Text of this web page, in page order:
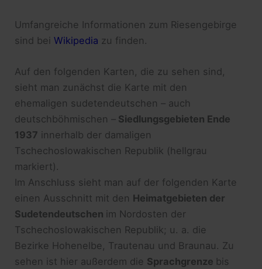
Umfangreiche Informationen zum Riesengebirge
sind beiWikipedia zu finden.
Auf den folgenden Karten, die zu sehen sind,
sieht man zunächst die Karte mit den
ehemaligen sudetendeutschen – auch
deutschböhmischen – Siedlungsgebieten Ende
1937 innerhalb der damaligen
Tschechoslowakischen Republik (hellgrau
markiert).
Im Anschluss sieht man auf der folgenden Karte
einen Ausschnitt mit den Heimatgebieten der
Sudetendeutschen im Nordosten der
Tschechoslowakischen Republik; u. a. die
Bezirke Hohenelbe, Trautenau und Braunau. Zu
sehen ist hier außerdem die Sprachgrenze bis